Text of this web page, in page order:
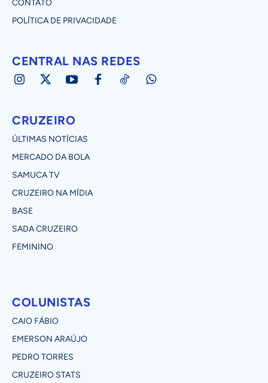
CONTATO
POLÍTICA DE PRIVACIDADE
CENTRAL NAS REDES
CRUZEIRO
ÚLTIMAS NOTÍCIAS
MERCADO DA BOLA
SAMUCA TV
CRUZEIRO NA MÍDIA
BASE
SADA CRUZEIRO
FEMININO
COLUNISTAS
CAIO FÁBIO
EMERSON ARAÚJO
PEDRO TORRES
CRUZEIRO STATS